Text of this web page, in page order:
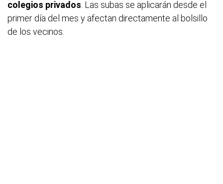
colegios privados . Las subas se aplicarán desde el
primer día del mes y afectan directamente al bolsillo
de los vecinos.